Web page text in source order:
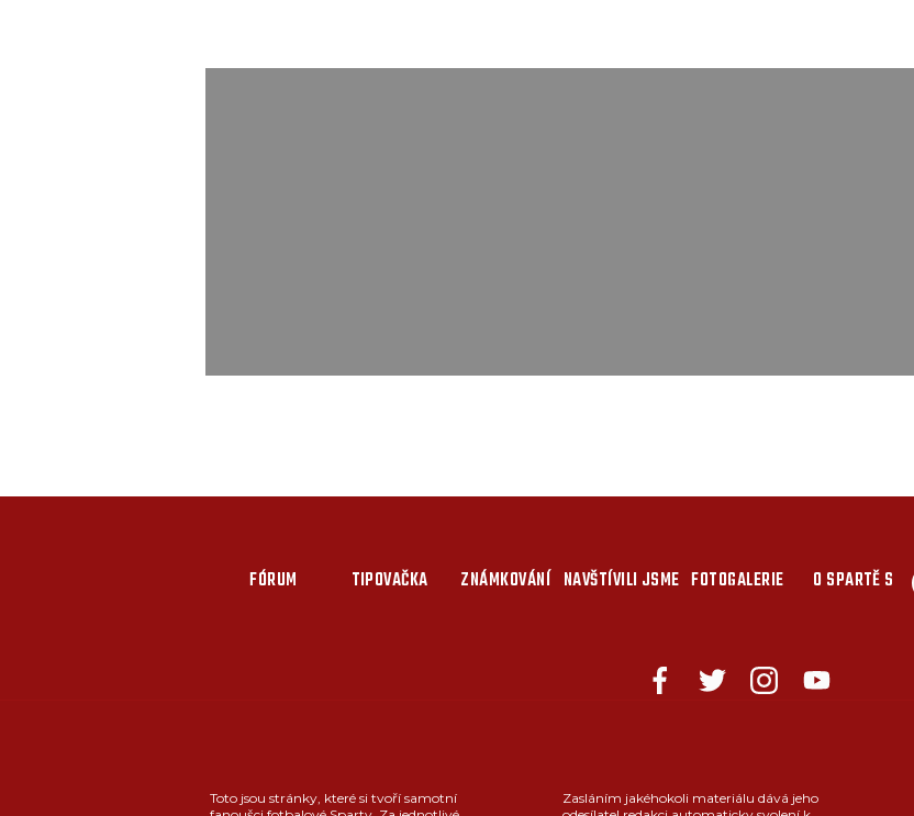
FÓRUM TIPOVAČKA ZNÁMKOVÁNÍ NAVŠTÍVILI JSME FOTOGALERIE O SPARTĚ S
Toto jsou stránky, které si tvoří samotní
Zasláním jakéhokoli materiálu dává jeho